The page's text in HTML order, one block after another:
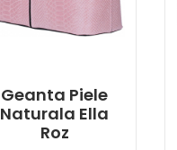
Geanta Piele
Naturala Ella
Roz